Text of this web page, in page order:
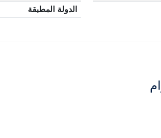
الدولة المطبقة